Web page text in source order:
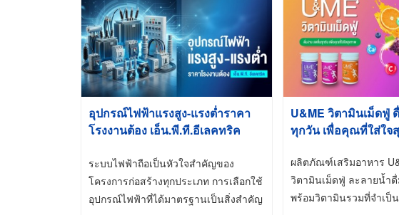
อุปกรณ์ไฟฟ้าแรงสูง-แรงต่ำราคา
โรงงานต้อง เอ็น.พี.ที.อีเลคทริค
ระบบไฟฟ้าถือเป็นหัวใจสำคัญของ
โครงการก่อสร้างทุกประเภท การเลือกใช้
อุปกรณ์ไฟฟ้าที่ได้มาตรฐานเป็นสิ่งสำคัญ
U&ME วิตามินเม็ดฟู่
ทุกวัน เพื่อคุณที่ใส่ใจ
ผลิตภัณฑ์เสริมอาหาร
วิตามินเม็ดฟู่ ละลายน้ำดื่
พร้อมวิตามินรวมที่จำเป็